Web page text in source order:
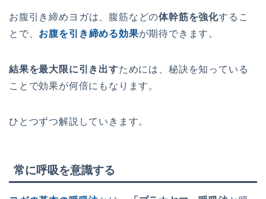
お腹引 き締め ヨ ガは 腹筋な どの体幹筋を強化す る こ
と で お腹を引 き締める効果が期待でき ます 。
結果を最大限に引き出すために は 秘訣 を知 っ て い る
こ とで効果が何倍にもなります 。
ひとつずつ解説していきます。
常に呼吸を意識する